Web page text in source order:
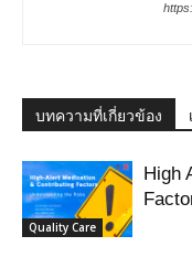
บทความที่เกี่ยวข้อง
Quality Care
High